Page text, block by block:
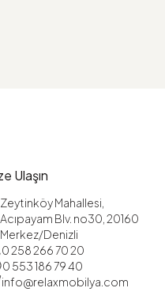
Ulaşın
Zeytinköy Mahallesi,
Acıpayam Blv. no30, 20160
Merkez/Denizli
0 258 266 70 20
0 553 186 79 40
info@relaxmobilya.com